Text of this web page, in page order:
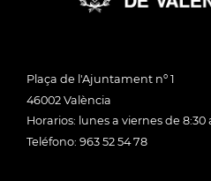
Plaça de l'Ajuntament nº 1
46002 València
Horarios: lunes a viernes de 8:30
Teléfono: 963 52 54 78